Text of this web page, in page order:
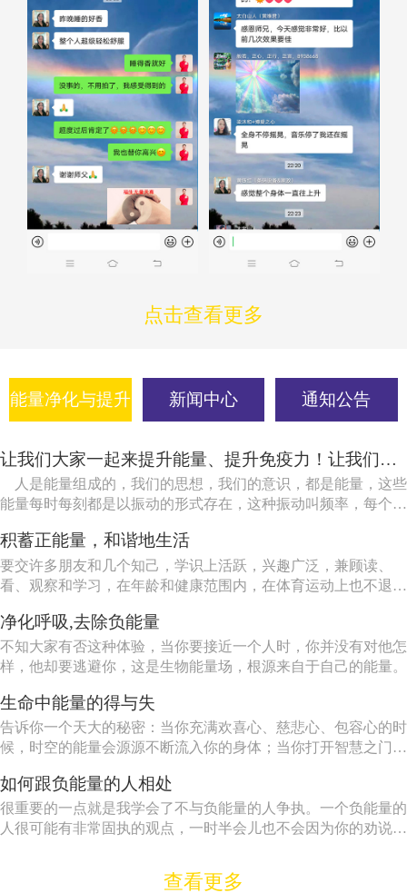
点击查看更多
能量净化与提升 新闻中心 通知公告
让我们大家一起来提升能量、提升免疫力！让我们大家一起吸引健康、吸引快乐！
人是能量组成的，我们的思想，我们的意识，都是能量，这些
能量每时每刻都是以振动的形式存在，这种振动叫频率，每个人
率比较低，如果您现在有负债而又自卑，那您一定会吸引贫穷和
匮乏的频率，想要解决这一问题，唯一的方法是：保持身体健
康、...
积蓄正能量，和谐地生活
要交许多朋友和几个知己，学识上活跃，兴趣广泛，兼顾读、
看、观察和学习，在年龄和健康范围内，在体育运动上也不退
净化呼吸,去除负能量
不知大家有否这种体验，当你要接近一个人时，你并没有对他怎
样，他却要逃避你，这是生物能量场，根源来自于自己的能量。
生命中能量的得与失
告诉你一个天大的秘密：当你充满欢喜心、慈悲心、包容心的时
候，时空的能量会源源不断流入你的身体；当你打开智慧之门，
如何跟负能量的人相处
很重要的一点就是我学会了不与负能量的人争执。一个负能量的
人很可能有非常固执的观点，一时半会儿也不会因为你的劝说而
查看更多